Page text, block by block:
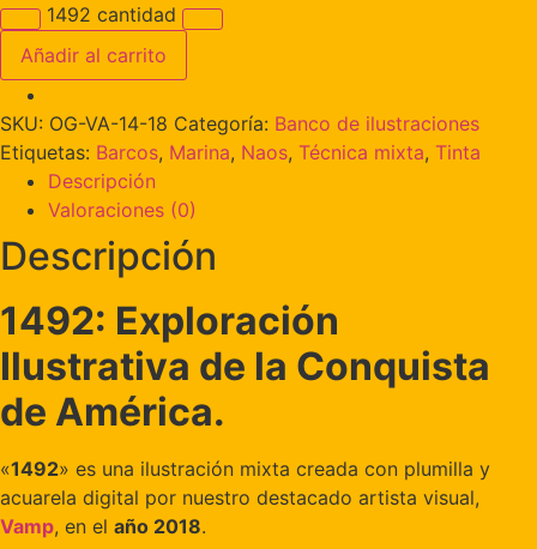
1492 cantidad
Añadir al carrito
SKU: OG-VA-14-18 Categoría: Banco de ilustraciones
Etiquetas: Barcos, Marina, Naos, Técnica mixta, Tinta
Descripción
Valoraciones (0)
Descripción
1492: Exploración
Ilustrativa de la Conquista
de América.
«1492» es una ilustración mixta creada con plumilla y
acuarela digital por nuestro destacado artista visual,
Vamp, en el año 2018.